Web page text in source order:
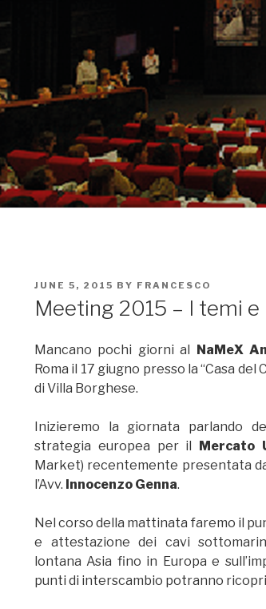
POSTED
JUNE 5, 2015 BY FRANCESCO
Meeting 2015 – I temi e
Mancano pochi giorni al NaMeX
Roma il 17 giugno presso la “Casa
di Villa Borghese.
Inizieremo la giornata parlando
strategia europea per il
Mercato
Market) recentemente presentata
l’Avv. Innocenzo Genna.
Nel corso della mattinata faremo il
e attestazione dei cavi
lontana Asia fino in Europa e
punti di interscambio potranno